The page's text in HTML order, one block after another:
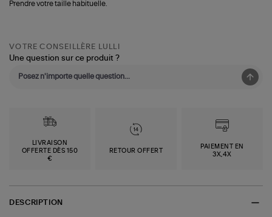
Prendre votre taille habituelle.
VOTRE CONSEILLÈRE LULLI
Une question sur ce produit ?
LIVRAISON
OFFERTE DÈS 150
€
RETOUR OFFERT
PAIEMENT EN
3X,4X
DESCRIPTION